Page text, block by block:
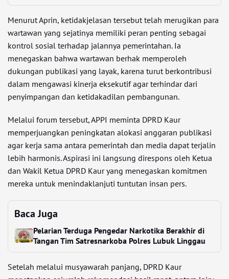
Menurut Aprin, ketidakjelasan tersebut telah merugikan para
wartawan yang sejatinya memiliki peran penting sebagai
kontrol sosial terhadap jalannya pemerintahan. Ia
menegaskan bahwa wartawan berhak memperoleh
dukungan publikasi yang layak, karena turut berkontribusi
dalam mengawasi kinerja eksekutif agar terhindar dari
penyimpangan dan ketidakadilan pembangunan.
Melalui forum tersebut, APPI meminta DPRD Kaur
memperjuangkan peningkatan alokasi anggaran publikasi
agar kerja sama antara pemerintah dan media dapat terjalin
lebih harmonis. Aspirasi ini langsung direspons oleh Ketua
dan Wakil Ketua DPRD Kaur yang menegaskan komitmen
mereka untuk menindaklanjuti tuntutan insan pers.
Baca Juga
Pelarian Terduga Pengedar Narkotika Berakhir di
Tangan Tim Satresnarkoba Polres Lubuk Linggau
Setelah melalui musyawarah panjang, DPRD Kaur